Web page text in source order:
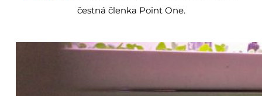
čestná členka Point One.